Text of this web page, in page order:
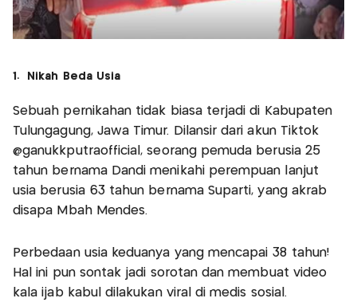
1. Nikah Beda Usia
Sebuah pernikahan tidak biasa terjadi di Kabupaten
Tulungagung, Jawa Timur. Dilansir dari akun Tiktok
@ganukkputraofficial, seorang pemuda berusia 25
tahun bernama Dandi menikahi perempuan lanjut
usia berusia 63 tahun bernama Suparti, yang akrab
disapa Mbah Mendes.
Perbedaan usia keduanya yang mencapai 38 tahun!
Hal ini pun sontak jadi sorotan dan membuat video
kala ijab kabul dilakukan viral di medis sosial.